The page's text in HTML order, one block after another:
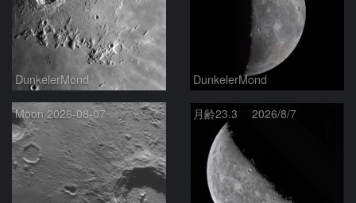
DunkelerMond DunkelerMond
Moon 2026-08-07 月齢23.3 2026/8/7